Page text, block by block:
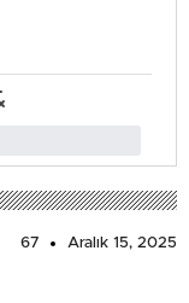
67 Aralık 15, 2025